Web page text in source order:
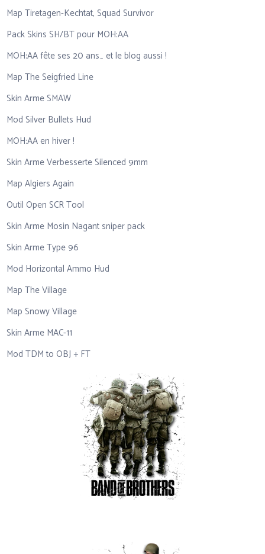
Map Tiretagen-Kechtat, Squad Survivor
Pack Skins SH/BT pour MOH:AA
MOH:AA fête ses 20 ans… et le blog aussi !
Map The Seigfried Line
Skin Arme SMAW
Mod Silver Bullets Hud
MOH:AA en hiver !
Skin Arme Verbesserte Silenced 9mm
Map Algiers Again
Outil Open SCR Tool
Skin Arme Mosin Nagant sniper pack
Skin Arme Type 96
Mod Horizontal Ammo Hud
Map The Village
Map Snowy Village
Skin Arme MAC-11
Mod TDM to OBJ + FT